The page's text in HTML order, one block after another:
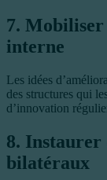
7. Mobiliser
interne
Les idées
des structures qui
d’innovation
8. Instaurer
bilatéraux